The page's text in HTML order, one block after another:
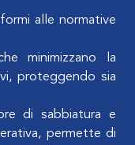
alle normative
minimizzano la
proteggendo sia
di sabbiatura e
permette di